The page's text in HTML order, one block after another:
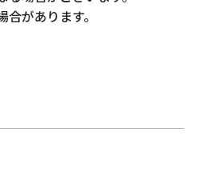
があります。